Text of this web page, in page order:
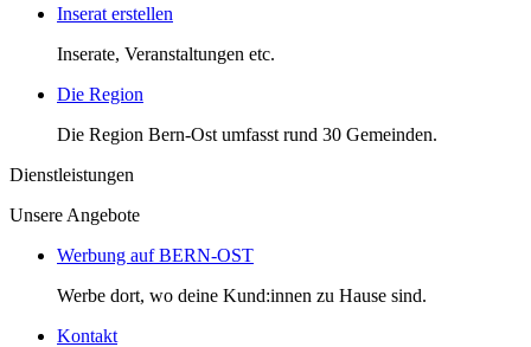
Inserat erstellen
Inserate, Veranstaltungen etc.
Die Region
Die Region Bern-Ost umfasst rund 30 Gemeinden.
Dienstleistungen
Unsere Angebote
Werbung auf BERN-OST
Werbe dort, wo deine Kund:innen zu Hause sind.
Kontakt